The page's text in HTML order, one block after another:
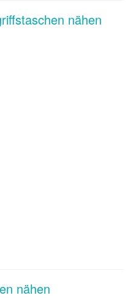
nähen
nähen